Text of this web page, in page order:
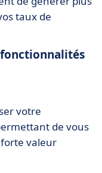
taux de
votre
de vous
valeur